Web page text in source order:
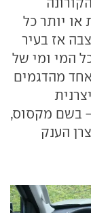
או יותר כל
אז בעיר
המי ומי של
מהדגמים
בשם מקסוס,
הענק